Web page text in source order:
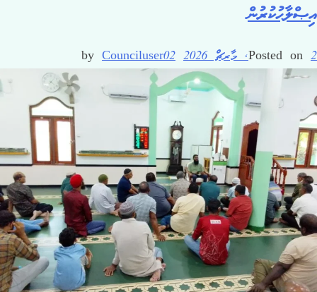
އިޞްލާޙުކުރުން
Posted on 2, މާރޗް 2026 Counciluser02